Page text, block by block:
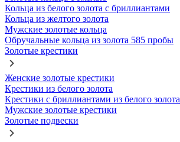
Кольца из белого золота с бриллиантами
Кольца из желтого золота
Мужские золотые кольца
Обручальные кольца из золота 585 пробы
Золотые крестики
Женские золотые крестики
Крестики из белого золота
Крестики с бриллиантами из белого золота
Мужские золотые крестики
Золотые подвески